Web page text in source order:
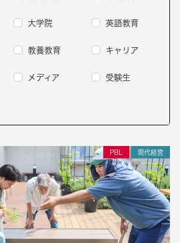
大学院 英語教育
教養教育 キャリア
メディア 受験生
PBL 現代経営